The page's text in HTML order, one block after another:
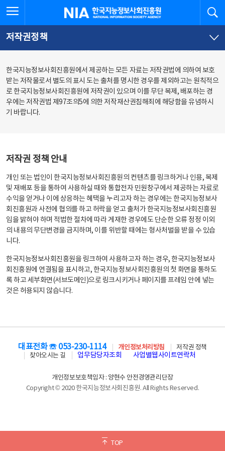
문
로
가
체
뉴
바
가
한국지능정보사회진흥원
저작권정책
한국지능정보사회진흥원에서 제공하는 모든 자료는 저작권법에 의하여 보호
받는 저작물로서 별도의 표시 도는 출처를 명시한 경우를 제외하고는 원칙적으
로 한국지능정보사회진흥원에 저작권이 있으며 이를 무단 복제, 배포하는 경
우에는 저작권법 제97조의5에 의한 저작재산권침해죄에 해당함을 유념하시
기 바랍니다.
저작권 정책 안내
개인 또는 법인이 한국지능정보사회진흥원의 컨텐츠를 링크하거나 인용, 복제
및 재배포 등을 통하여 사용하실 때와 통합전자 민원창구에서 제공하는 자료로
수익을 얻거나 이에 상응하는 혜택을 누리고자 하는 경우에는 한국지능정보사
회진흥원과 사전에 협의를 하고 허락을 얻고 출처가 한국지능정보사회진흥원
임을 밝혀야 하며 적법한 절차에 따라 게재한 경우에도 단순한 오류 정정 이외
의 내용의 무단변경을 금지하며, 이를 위반할 때에는 형사처벌을 받을 수 있습
니다.
한국지능정보사회진흥원을 링크하여 사용하고자 하는 경우, 한국지능정보사
회진흥원에 연결됨을 표시하고, 한국지능정보사회진흥원의 첫 화면을 통하도
록 하고 세부화면(서브도메인)으로 링크시키거나 페이지를 프레임 안에 넣는
것은 허용되지 않습니다.
TOP
대표전화 ☏ 053-230-1114 개인정보처리방침
저작권 정책
찾아오시는 길
업무담당자조회 사업별웹사이트연락처
개인정보보호책임자 : 양현수 안전경영관리단장
Copyright © 2020 한국지능정보사회진흥원. All Rights Reserved.